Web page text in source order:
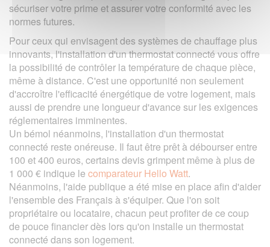
sécuriser votre prime et assurer votre conformité avec les
normes futures.
Pour ceux qui envisagent des systèmes de chauffage plus
innovants, l'installation d'un thermostat connecté vous offre
la possibilité de contrôler la température de chaque pièce,
même à distance. C'est une opportunité non seulement
d'accroître l'efficacité énergétique de votre logement, mais
aussi de prendre une longueur d'avance sur les exigences
réglementaires imminentes.
Un bémol néanmoins, l'installation d'un thermostat
connecté reste onéreuse. Il faut être prêt à débourser entre
100 et 400 euros, certains devis grimpent même à plus de
1 000 € indique le comparateur Hello Watt.
Néanmoins, l'aide publique a été mise en place afin d'aider
l'ensemble des Français à s'équiper. Que l'on soit
propriétaire ou locataire, chacun peut profiter de ce coup
de pouce financier dès lors qu'on installe un thermostat
connecté dans son logement.